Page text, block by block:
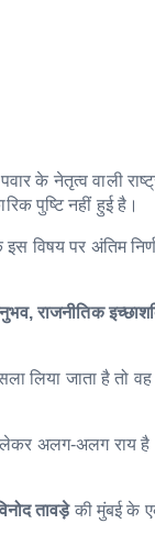
के नेतृत्व वाली
पुष्टि नहीं हुई है।
विषय पर अंतिम
राजनीतिक
लिया जाता है तो वह
लेकर अलग-अलग राय
तावड़ेकी मुंबई के